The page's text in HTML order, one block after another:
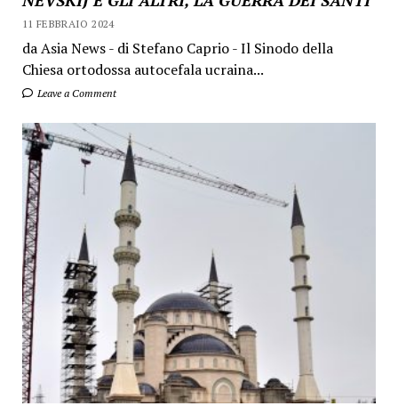
11 FEBBRAIO 2024
da Asia News - di Stefano Caprio - Il Sinodo della
Chiesa ortodossa autocefala ucraina...
Leave a Comment